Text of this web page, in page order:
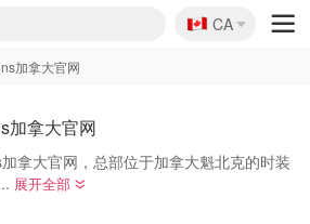
🇨🇦
CA
加拿大官网
加拿大官网
拿大官网，总部位于加拿大魁北克的时装
展开全部